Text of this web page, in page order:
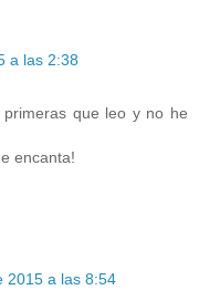
a las 2:38
que leo y no he
encanta!
2015 a las 8:54